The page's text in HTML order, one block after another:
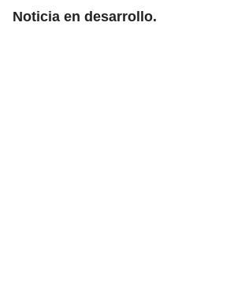
Noticia en desarrollo.